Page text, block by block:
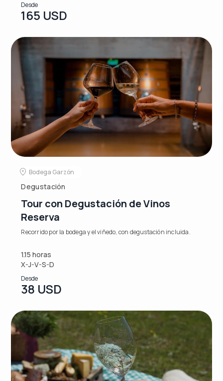
Desde
165 USD
Bodega Garzón
Degustación
Tour con Degustación de Vinos
Reserva
Recorrido por la bodega y el viñedo, con degustación incluida.
1.15 horas
X-J-V-S-D
Desde
38 USD